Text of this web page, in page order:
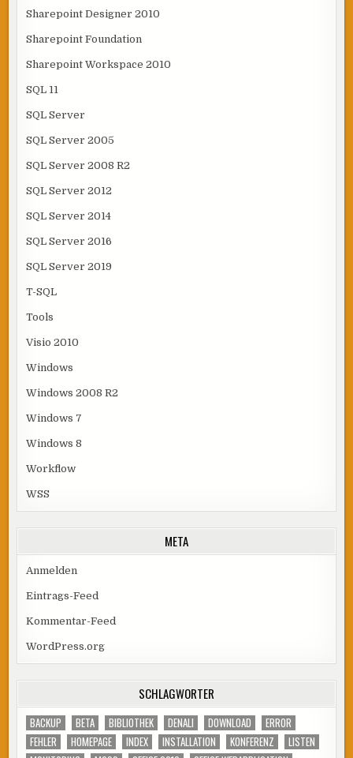
Sharepoint Designer 2010
Sharepoint Foundation
Sharepoint Workspace 2010
SQL 11
SQL Server
SQL Server 2005
SQL Server 2008 R2
SQL Server 2012
SQL Server 2014
SQL Server 2016
SQL Server 2019
T-SQL
Tools
Visio 2010
Windows
Windows 2008 R2
Windows 7
Windows 8
Workflow
WSS
META
Anmelden
Eintrags-Feed
Kommentar-Feed
WordPress.org
SCHLAGWÖRTER
BACKUP BETA BIBLIOTHEK DENALI DOWNLOAD
ERROR
FEHLER
HOMEPAGE INDEX INSTALLATION KONFERENZ
LISTEN